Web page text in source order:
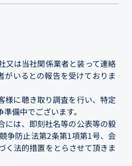
又は当社関係業者と装って連絡
がいるとの報告を受けておりま
様に聴き取り調査を行い、特定
備中でございます。
には、即刻社名等の公表等の毅
争防止法第2条第1項第1号、会
く法的措置をとらさせて頂きま